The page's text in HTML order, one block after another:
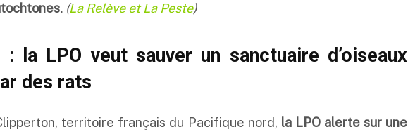
(La Relève et La Peste)
: la LPO veut sauver un sanctuaire d’oiseaux
des rats
territoire français du Pacifique nord, la LPO alerte sur une